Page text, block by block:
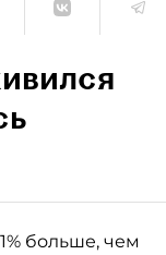
больше, чем